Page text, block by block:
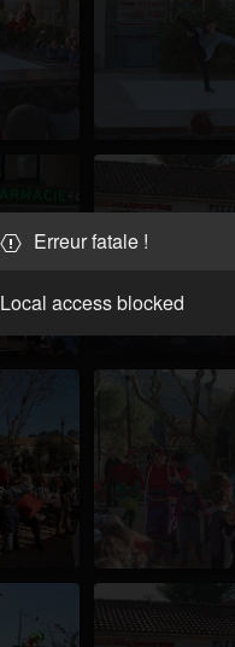
Erreur fatale !
Local access blocked